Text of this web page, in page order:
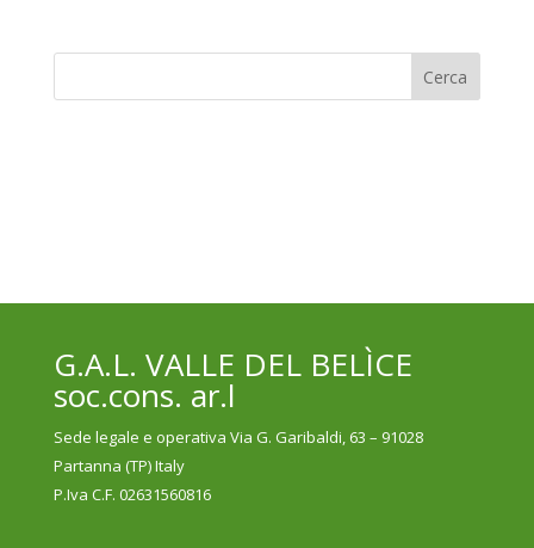
G.A.L. VALLE DEL BELÌCE
soc.cons. ar.l
Sede legale e operativa Via G. Garibaldi, 63 – 91028
Partanna (TP) Italy
P.Iva C.F. 02631560816